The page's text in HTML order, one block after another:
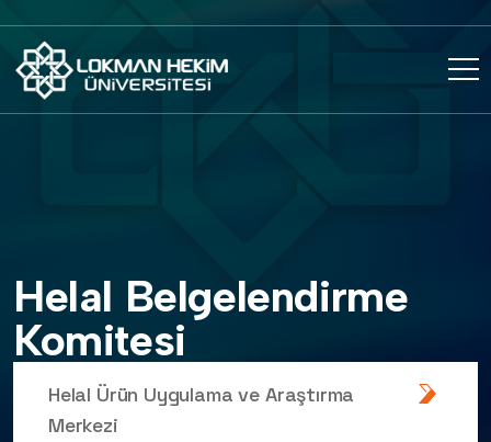
Helal Belgelendirme
Komitesi
Helal Ürün Uygulama ve Araştırma
Merkezi